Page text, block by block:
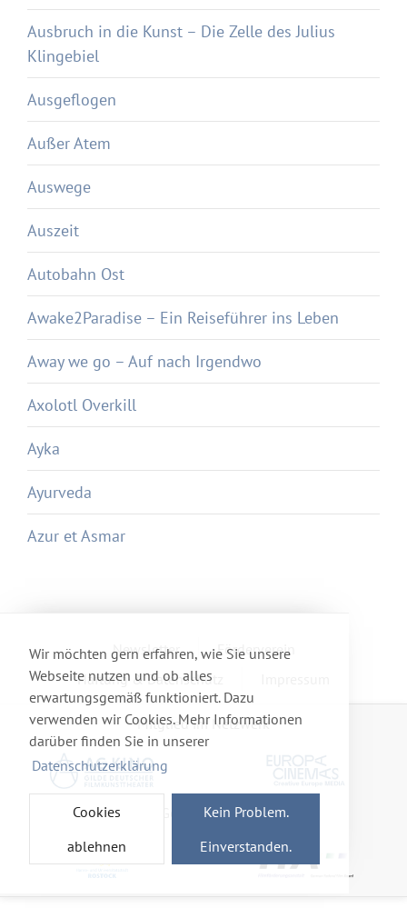
Wir möchten gern erfahren, wie Sie unsere
Webseite nutzen und ob alles
erwartungsgemäß funktioniert. Dazu
verwenden wir Cookies. Mehr Informationen
darüber finden Sie in unserer
Datenschutzerklärung
Cookies
ablehnen
Kein Problem.
Einverstanden.
Ausbruch in die Kunst – Die Zelle des Julius
Klingebiel
Ausgeflogen
Außer Atem
Auswege
Auszeit
Autobahn Ost
Awake2Paradise – Ein Reiseführer ins Leben
Away we go – Auf nach Irgendwo
Axolotl Overkill
Ayka
Ayurveda
Azur et Asmar
Newsletter
Förderverein
Haftung & Datenschutz
Mitglied im Netzwerk
Gefördert von